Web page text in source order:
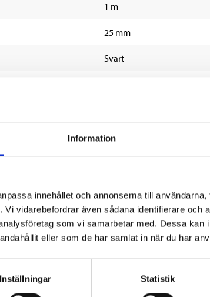
Information
innehållet och annonserna till
vidarebefordrar även sådana identifierare och
som vi samarbetar med. Dessa kan
eller som de har samlat in när du har
Inställningar Statistik
1 m
25 mm
Svart
kunder köpte också